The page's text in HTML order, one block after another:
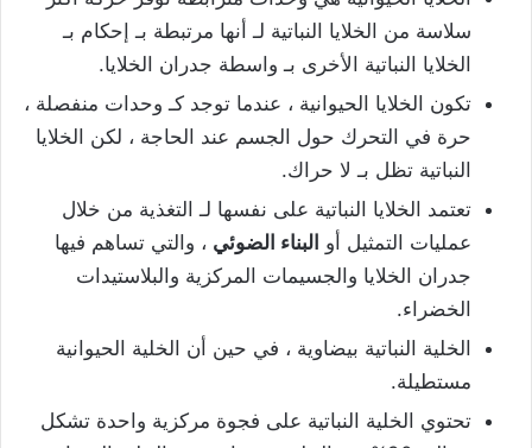
سلاسة من الخلايا النباتية لـ أنها مرتبطة بـ إحكام بـ
الخلايا النباتية الأخرى بـ واسطة جدران الخلايا.
تكون الخلايا الحيوانية ، عندما توجد كـ وحدات منفصلة ،
حرة في التحرك حول الجسم عند الحاجة ، لكن الخلايا
النباتية تظل بـ لا حراك.
تعتمد الخلايا النباتية على نفسها لـ التغذية من خلال
عمليات التمثيل أو البناء الضوئي ، والتي تساهم فيها
جدران الخلايا والجسيمات المركزية والبلاستيدات
الخضراء.
الخلية النباتية بيضاوية ، في حين أن الخلية الحيوانية
مستطيلة.
تحتوي الخلية النباتية على فجوة مركزية واحدة تشكل